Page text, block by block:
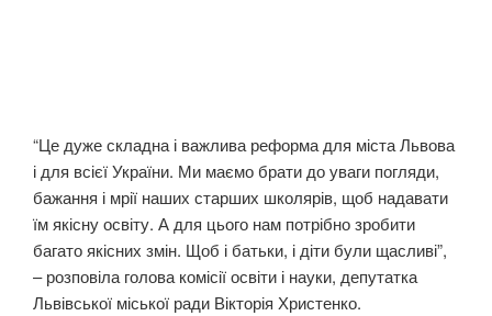
“Це дуже складна і важлива реформа для міста Львова
і для всієї України. Ми маємо брати до уваги погляди,
бажання і мрії наших старших школярів, щоб надавати
їм якісну освіту. А для цього нам потрібно зробити
багато якісних змін. Щоб і батьки, і діти були щасливі”,
– розповіла голова комісії освіти і науки, депутатка
Львівської міської ради Вікторія Христенко.